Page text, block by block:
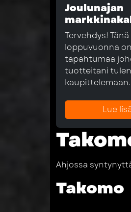
Joulunajan
Tervehdys! Tänä
loppuvuonna
tapahtumaa
tuotteitani tulen
Lue
Ahjossa
Takomo